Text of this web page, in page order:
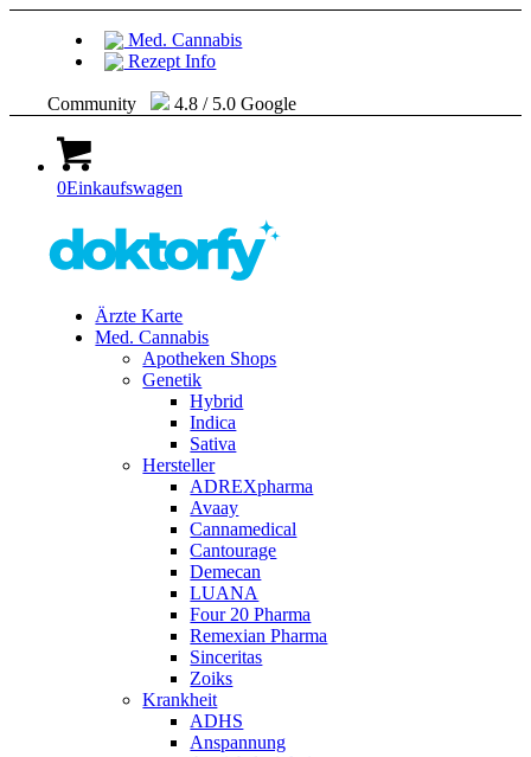
Med. Cannabis
Rezept Info
Community 4.8 / 5.0 Google
0Einkaufswagen
Ärzte Karte
Med. Cannabis
Apotheken Shops
Genetik
Hybrid
Indica
Sativa
Hersteller
ADREXpharma
Avaay
Cannamedical
Cantourage
Demecan
LUANA
Four 20 Pharma
Remexian Pharma
Sinceritas
Zoiks
Krankheit
ADHS
Anspannung